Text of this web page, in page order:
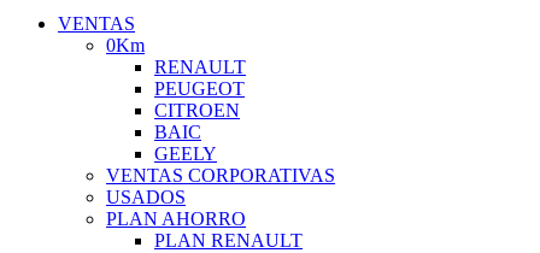
VENTAS
0Km
RENAULT
PEUGEOT
CITROEN
BAIC
GEELY
VENTAS CORPORATIVAS
USADOS
PLAN AHORRO
PLAN RENAULT